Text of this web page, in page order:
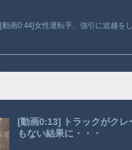
[動画0:44]女性運転手、強引に追越を
[動画0:13] トラックがク
もない結果に・・・